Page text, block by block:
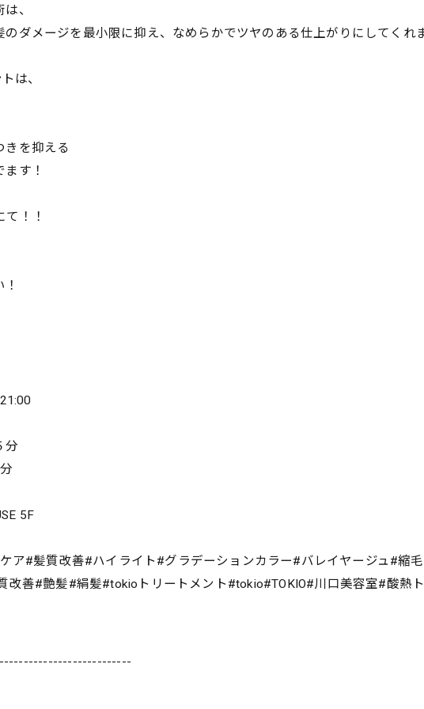
、
のダメージを最小限に抑え、なめらかでツヤのある仕上がりにしてくれ
は、
を抑える
す！
て！！
分
5F
ア#髪質改善#ハイライト#グラデーションカラー#バレイヤージュ#縮
改善#艶髪#絹髪#tokioトリートメント#tokio#TOKIO#川口美容室#酸